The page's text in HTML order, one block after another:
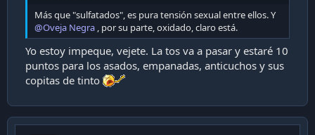
ó
n
Más que "sulfatados", es pura tensión sexual entre ellos. Y
@Oveja Negra , por su parte, oxidado, claro está.
Yo estoy impeque, vejete. La tos va a pasar y estaré 10
puntos para los asados, empanadas, anticuchos y sus
copitas de tinto